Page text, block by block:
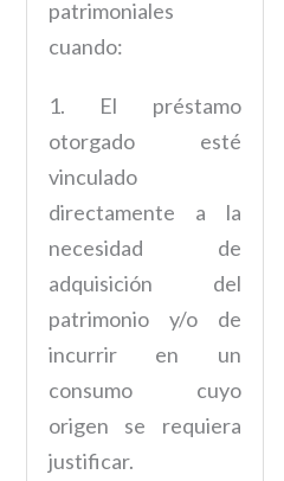
patrimoniales
cuando:
1. El préstamo
otorgado esté
vinculado
directamente a la
necesidad de
adquisición del
patrimonio y/o de
incurrir en un
consumo cuyo
origen se requiera
justificar.